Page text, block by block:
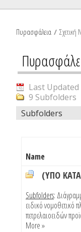
Πυρασφάλεια /
Last Updated
9 Subfolders
Subfolders
Name
(ΥΠΟ
Subfolders:
ειδικό νομοθετικό
πετρελαιοειδών
More »